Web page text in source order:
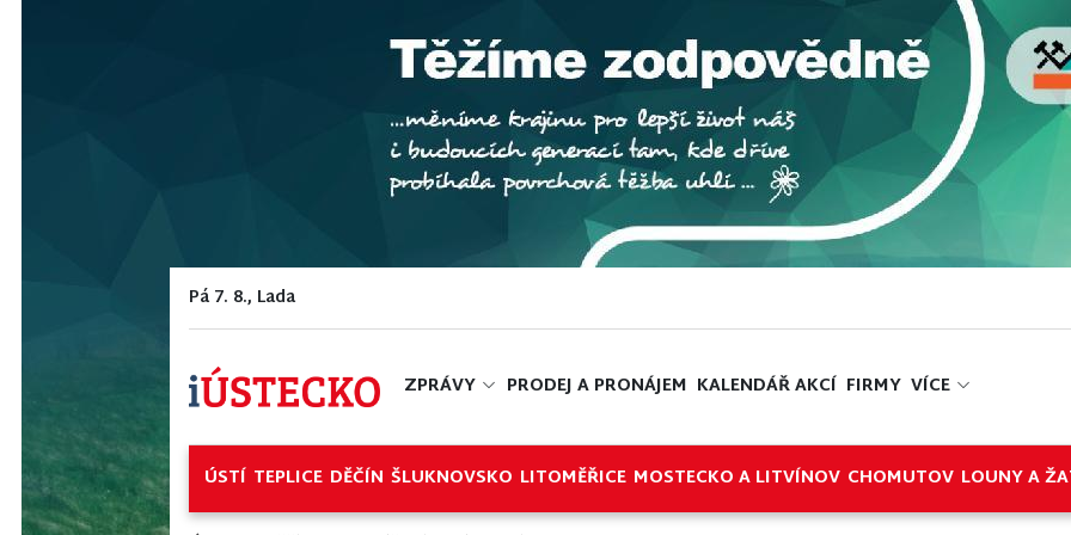
Pá 7. 8., Lada
ZPRÁVY PRODEJ A PRONÁJEM KALENDÁŘ AKCÍ FIRMY VÍCE
ÚSTÍ TEPLICE DĚČÍN ŠLUKNOVSKO LITOMĚŘICE MOSTECKO A LITVÍNOV CHOMUTOV LOUNY A